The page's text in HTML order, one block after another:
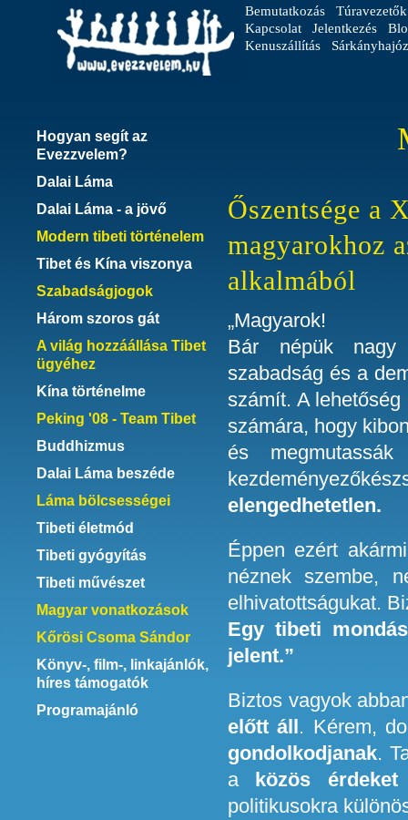
Bemutatkozás
Túravezetők
Kapcsolat
Jelentkezés
Kenuszállítás
Hogyan segít az
Evezzvelem?
Dalai Láma
Dalai Láma - a jövő
Modern tibeti történelem
Tibet és Kína viszonya
Szabadságjogok
Három szoros gát
A világ hozzáállása Tibet
ügyéhez
Kína történelme
Peking '08 - Team Tibet
Buddhizmus
Dalai Láma beszéde
Láma bölcsességei
Tibeti életmód
Tibeti gyógyítás
Tibeti művészet
Magyar vonatkozások
Kőrösi Csoma Sándor
Könyv-, film-, linkajánlók,
híres támogatók
Programajánló
Őszentsége a
magyarokhoz
alkalmából
„Magyarok!
Bár népük
szabadság és a
számít. A
számára, hogy
és
elengedhetetlen.
Éppen ezért
néznek szembe,
elhivatottságukat.
Egy tibeti
jelent.”
Biztos vagyok
előtt áll. Kérem,
gondolkodjanak.
a közös érdeket
politikusokra